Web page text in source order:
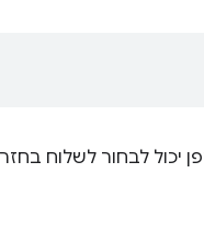
יכול לבחור לשלוח